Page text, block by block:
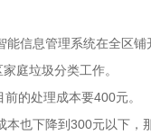
信息管理系统在全区铺
庭垃圾分类工作。
的处理成本要400元。
也下降到300元以下，